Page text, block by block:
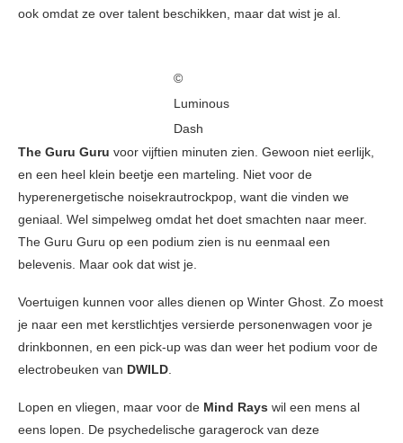
ook omdat ze over talent beschikken, maar dat wist je al.
©
Luminous
Dash
The Guru Guru voor vijftien minuten zien. Gewoon niet eerlijk,
en een heel klein beetje een marteling. Niet voor de
hyperenergetische noisekrautrockpop, want die vinden we
geniaal. Wel simpelweg omdat het doet smachten naar meer.
The Guru Guru op een podium zien is nu eenmaal een
belevenis. Maar ook dat wist je.
Voertuigen kunnen voor alles dienen op Winter Ghost. Zo moest
je naar een met kerstlichtjes versierde personenwagen voor je
drinkbonnen, en een pick-up was dan weer het podium voor de
electrobeuken van DWILD.
Lopen en vliegen, maar voor de Mind Rays wil een mens al
eens lopen. De psychedelische garagerock van deze